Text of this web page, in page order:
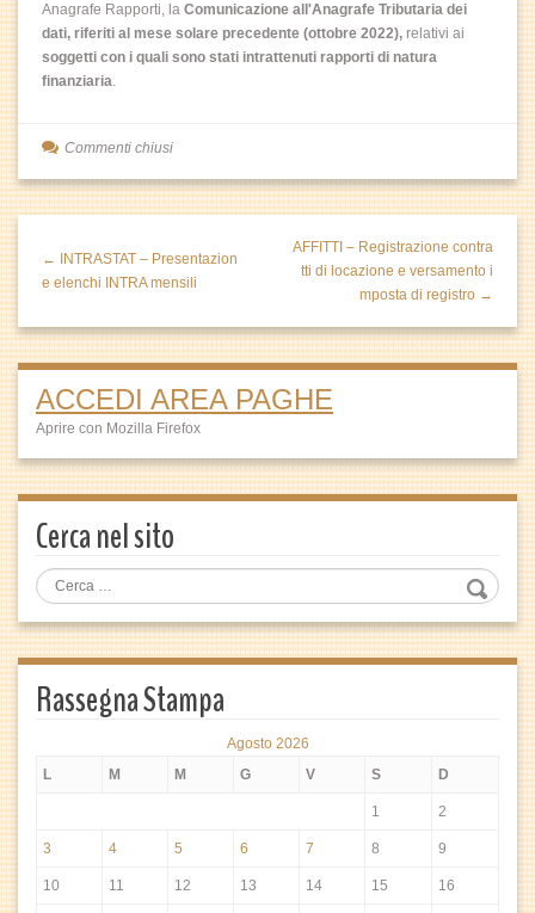
Anagrafe Rapporti, la Comunicazione all'Anagrafe Tributaria dei
dati, riferiti al mese solare precedente (ottobre 2022), relativi ai
soggetti con i quali sono stati intrattenuti rapporti di natura
finanziaria.
Commenti chiusi
← INTRASTAT – Presentazion
e elenchi INTRA mensili
AFFITTI – Registrazione contra
tti di locazione e versamento i
mposta di registro →
ACCEDI AREA PAGHE
Aprire con Mozilla Firefox
Cerca nel sito
Rassegna Stampa
Agosto 2026
L
M M G V S D
1 2
3 4 5 6 7 8 9
10 11 12 13 14 15 16